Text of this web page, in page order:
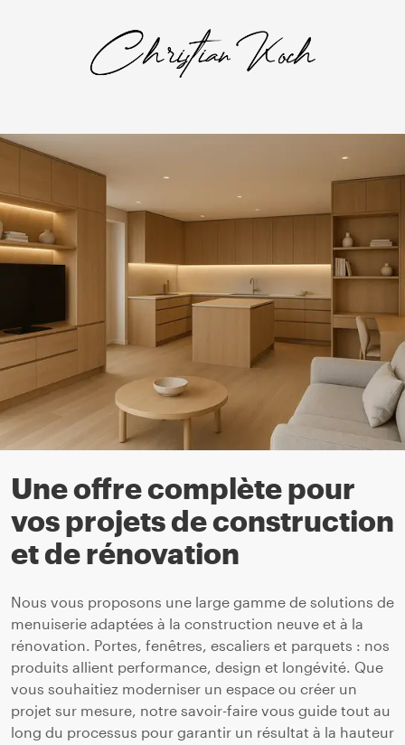
Une offre complète pour
vos projets de construction
et de rénovation
Nous vous proposons une large gamme de solutions de
menuiserie adaptées à la construction neuve et à la
rénovation. Portes, fenêtres, escaliers et parquets : nos
produits allient performance, design et longévité. Que
vous souhaitiez moderniser un espace ou créer un
projet sur mesure, notre savoir-faire vous guide tout au
long du processus pour garantir un résultat à la hauteur